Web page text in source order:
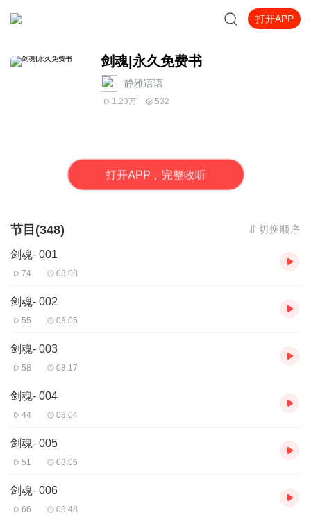
打开APP
剑魂|永久免费书
静雅语语
1.23万 532
打开APP，完整收听
节目(348) 切换顺序
剑魂- 001
74 03:08
剑魂- 002
55 03:05
剑魂- 003
58 03:17
剑魂- 004
44 03:04
剑魂- 005
51 03:06
剑魂- 006
66 03:48